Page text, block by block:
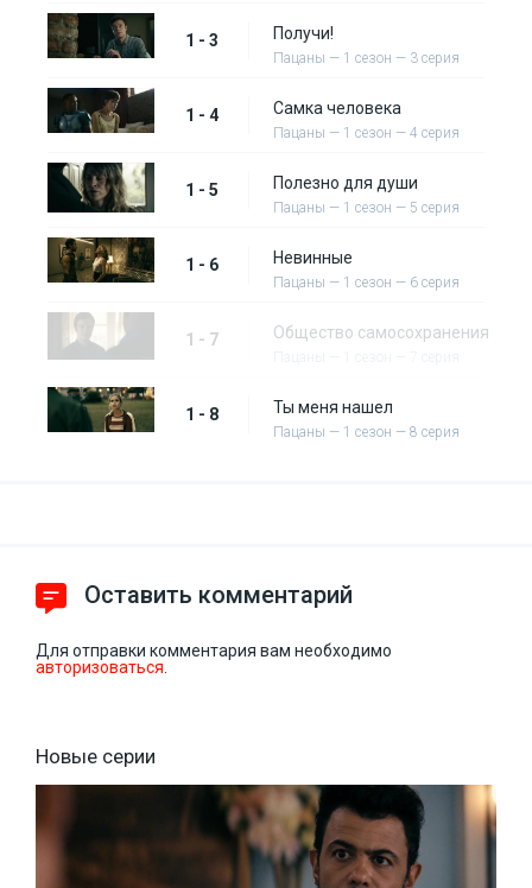
1 - 3 Получи!
Пацаны — 1 сезон — 3 серия
1 - 4 Самка человека
Пацаны — 1 сезон — 4 серия
1 - 5 Полезно для души
Пацаны — 1 сезон — 5 серия
1 - 6 Невинные
Пацаны — 1 сезон — 6 серия
1 - 7 Общество самосохранения
1 - 8 Ты меня нашел
Пацаны — 1 сезон — 8 серия
Оставить комментарий
Для отправки комментария вам необходимо
авторизоваться
Новые серии